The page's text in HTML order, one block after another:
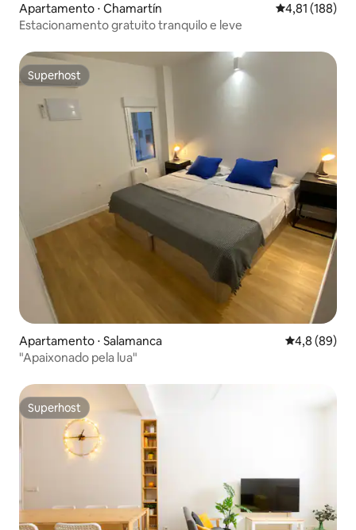
Apartamento ⋅ Chamartín 4,81 de uma
4,81 (188)
Estacionamento gratuito tranquilo e leve
Superhost
Superhost
Apartamento ⋅ Salamanca 4,8 de uma
4,8 (89)
"Apaixonado pela lua"
Superhost
Superhost